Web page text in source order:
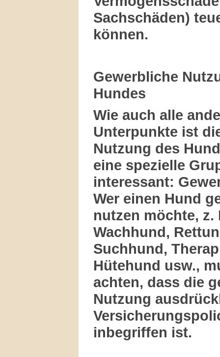
Sachschäden)
können.
Gewerbliche
Hundes
Wie auch alle
Unterpunkte ist
Nutzung des
eine spezielle
interessant:
Wer einen Hund
nutzen möchte, z.
Wachhund,
Suchhund,
Hütehund usw.,
achten, dass die
Nutzung
inbegriffen ist.